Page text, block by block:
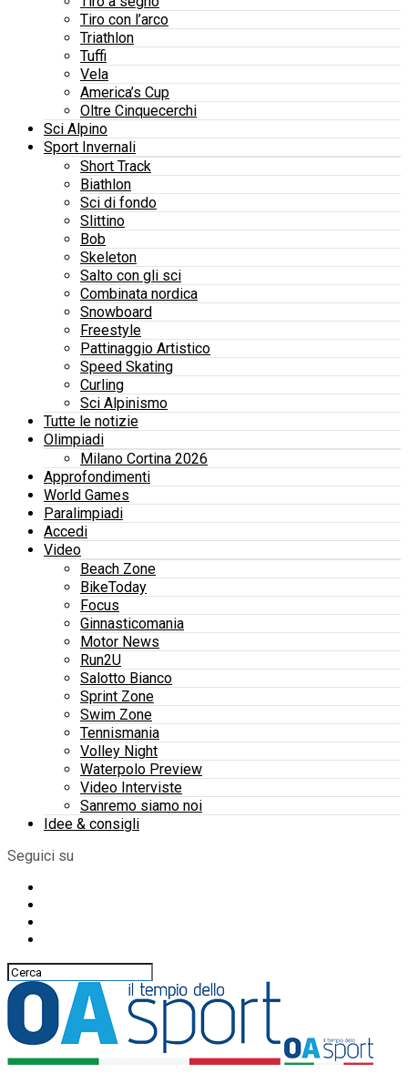
Tiro con l’arco
Triathlon
Tuffi
Vela
America’s Cup
Oltre Cinquecerchi
Sci Alpino
Sport Invernali
Short Track
Biathlon
Sci di fondo
Slittino
Bob
Skeleton
Salto con gli sci
Combinata nordica
Snowboard
Freestyle
Pattinaggio Artistico
Speed Skating
Curling
Sci Alpinismo
Tutte le notizie
Olimpiadi
Milano Cortina 2026
Approfondimenti
World Games
Paralimpiadi
Accedi
Video
Beach Zone
BikeToday
Focus
Ginnasticomania
Motor News
Run2U
Salotto Bianco
Sprint Zone
Swim Zone
Tennismania
Volley Night
Waterpolo Preview
Video Interviste
Sanremo siamo noi
Idee & consigli
Seguici su